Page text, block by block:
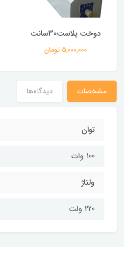
دوخت پلاست30سانت
5,000,000 تومان
مشخصات دیدگاه‌ها
توان
100 وات
ولتاژ
220 ولت